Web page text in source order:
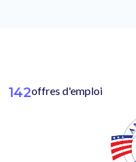
142offres d'emploi